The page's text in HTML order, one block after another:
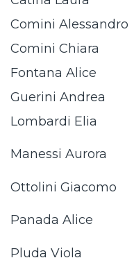
Comini Alessandro
Comini Chiara
Fontana Alice
Guerini Andrea
Lombardi Elia
Manessi Aurora
Ottolini Giacomo
Panada Alice
Pluda Viola